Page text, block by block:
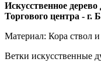
Искусственное
Торгового центра - г.
Материал: Кора ствол
Ветки искусственные